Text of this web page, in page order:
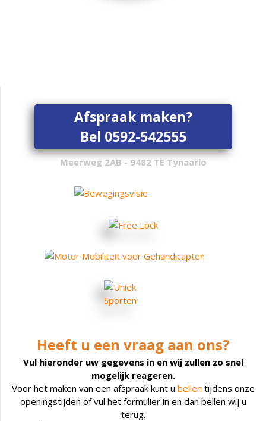
Afspraak maken?
Bel 0592-542555
Meerweg 2AB - 9482 TE Tynaarlo
Heeft u een vraag aan ons?
Vul hieronder uw gegevens in en wij zullen zo snel
mogelijk reageren.
Voor het maken van een afspraak kunt u bellen tijdens onze
openingstijden of vul het formulier in en dan bellen wij u
terug.